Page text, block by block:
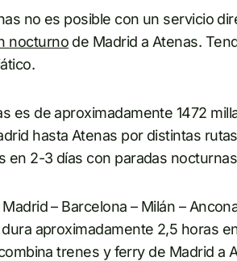
no es posible con un servicio
nocturno de Madrid a Atenas.
es de aproximadamente 1472
hasta Atenas por distintas
en 2-3 días con paradas
– Barcelona – Milán –
dura aproximadamente 2,5 horas
trenes y ferry de Madrid a